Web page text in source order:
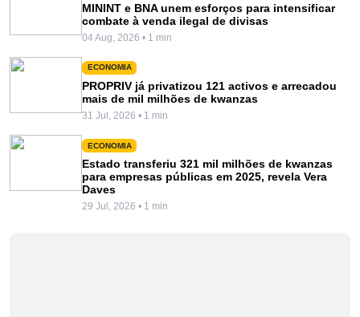
MININT e BNA unem esforços para intensificar
combate à venda ilegal de divisas
04 Aug, 2026 • 1 min
ECONOMIA
PROPRIV já privatizou 121 activos e arrecadou
mais de mil milhões de kwanzas
31 Jul, 2026 • 1 min
ECONOMIA
Estado transferiu 321 mil milhões de kwanzas
para empresas públicas em 2025, revela Vera
Daves
29 Jul, 2026 • 1 min